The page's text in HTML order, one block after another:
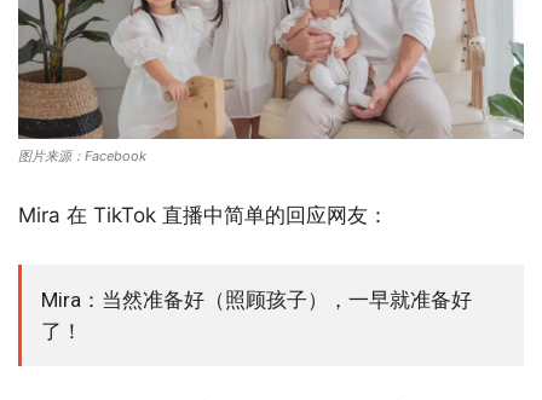
图片来源：Facebook
Mira 在 TikTok 直播中简单的回应网友：
Mira：当然准备好（照顾孩子），一早就准备好
了！